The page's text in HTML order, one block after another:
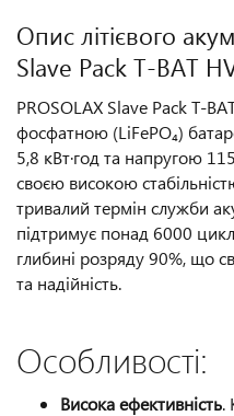
Опис літієвого
Slave Pack T-BAT
PROSOLAX Slave Pack T-
фосфатною (LiFePO₄)
5,8 кВт·год та напругою
своєю високою
тривалий термін служби
підтримує понад 6000
глибині розряду 90%, що
та надійність.
Особливості:
Висока ефективність.